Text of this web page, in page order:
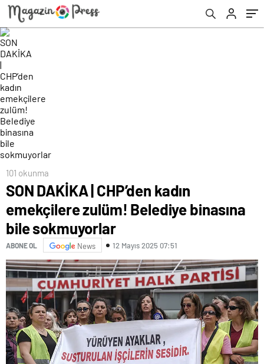
101 okunma
SON DAKİKA | CHP’den kadın
emekçilere zulüm! Belediye binasına
bile sokmuyorlar
ABONE OL News 12 Mayıs 2025 07:51